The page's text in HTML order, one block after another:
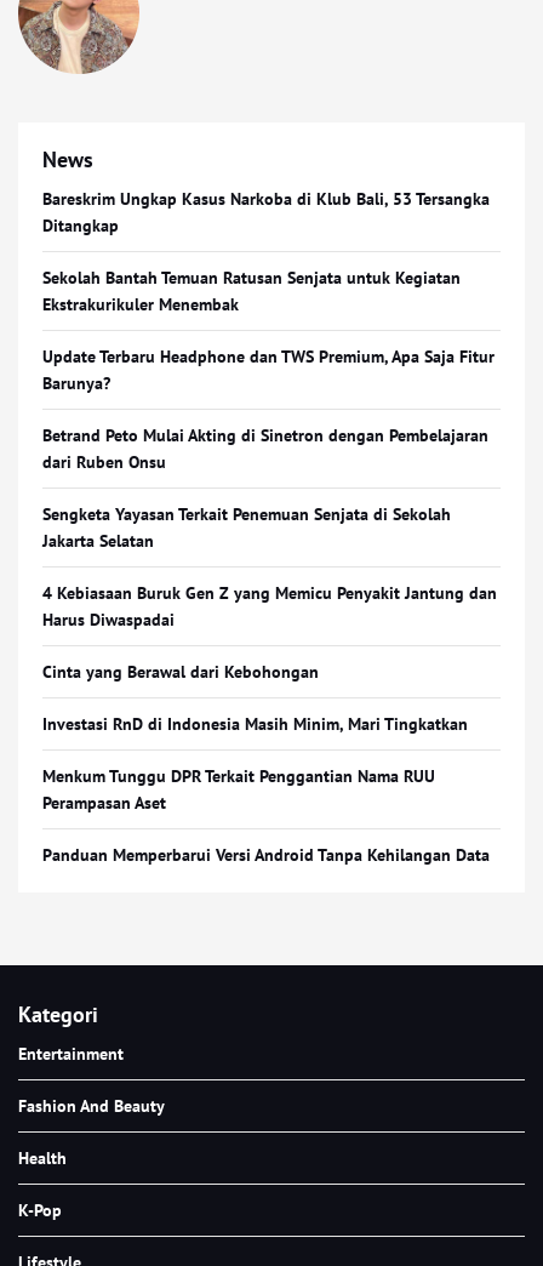
News
Bareskrim Ungkap Kasus Narkoba di Klub Bali, 53 Tersangka
Ditangkap
Sekolah Bantah Temuan Ratusan Senjata untuk Kegiatan
Ekstrakurikuler Menembak
Update Terbaru Headphone dan TWS Premium, Apa Saja Fitur
Barunya?
Betrand Peto Mulai Akting di Sinetron dengan Pembelajaran
dari Ruben Onsu
Sengketa Yayasan Terkait Penemuan Senjata di Sekolah
Jakarta Selatan
4 Kebiasaan Buruk Gen Z yang Memicu Penyakit Jantung dan
Harus Diwaspadai
Cinta yang Berawal dari Kebohongan
Investasi RnD di Indonesia Masih Minim, Mari Tingkatkan
Menkum Tunggu DPR Terkait Penggantian Nama RUU
Perampasan Aset
Panduan Memperbarui Versi Android Tanpa Kehilangan Data
Kategori
Entertainment
Fashion And Beauty
Health
K-Pop